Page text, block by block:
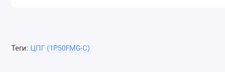
Теги: ЦПГ (1P50FMG-C)